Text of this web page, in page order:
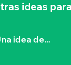
ideas
idea de...
»
Jusqu'à
la